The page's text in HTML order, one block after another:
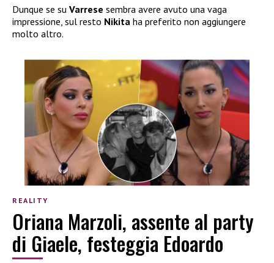
Dunque se su Varrese sembra avere avuto una vaga
impressione, sul resto Nikita ha preferito non aggiungere
molto altro.
REALITY
Oriana Marzoli, assente al party
di Giaele, festeggia Edoardo